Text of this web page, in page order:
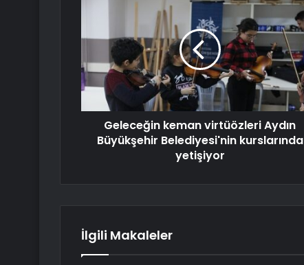
Geleceğin keman virtüözleri Aydın
Büyükşehir Belediyesi'nin kurslarında
yetişiyor
İlgili Makaleler